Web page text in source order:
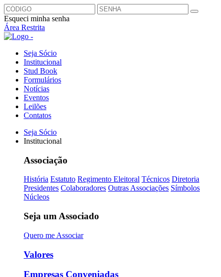
Esqueci minha senha
Área Restrita
Seja Sócio
Institucional
Stud Book
Formulários
Notícias
Eventos
Leilões
Contatos
Seja Sócio
Institucional
Associação
História Estatuto Regimento Eleitoral Técnicos Diretoria
Presidentes Colaboradores Outras Associações Símbolos
Núcleos
Seja um Associado
Quero me Associar
Valores
Empresas Conveniadas